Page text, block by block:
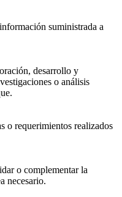
suministrada a
desarrollo y
o análisis
o requerimientos realizados
o complementar la
necesario.